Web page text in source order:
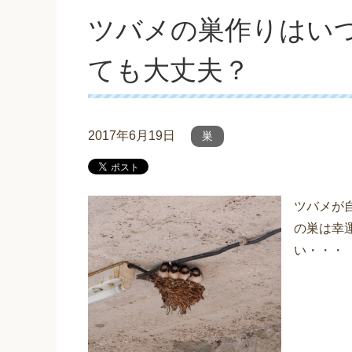
ツバメの巣作りはい
ても大丈夫？
2017年6月19日 巣
ツバメが
の巣は幸
い・・・